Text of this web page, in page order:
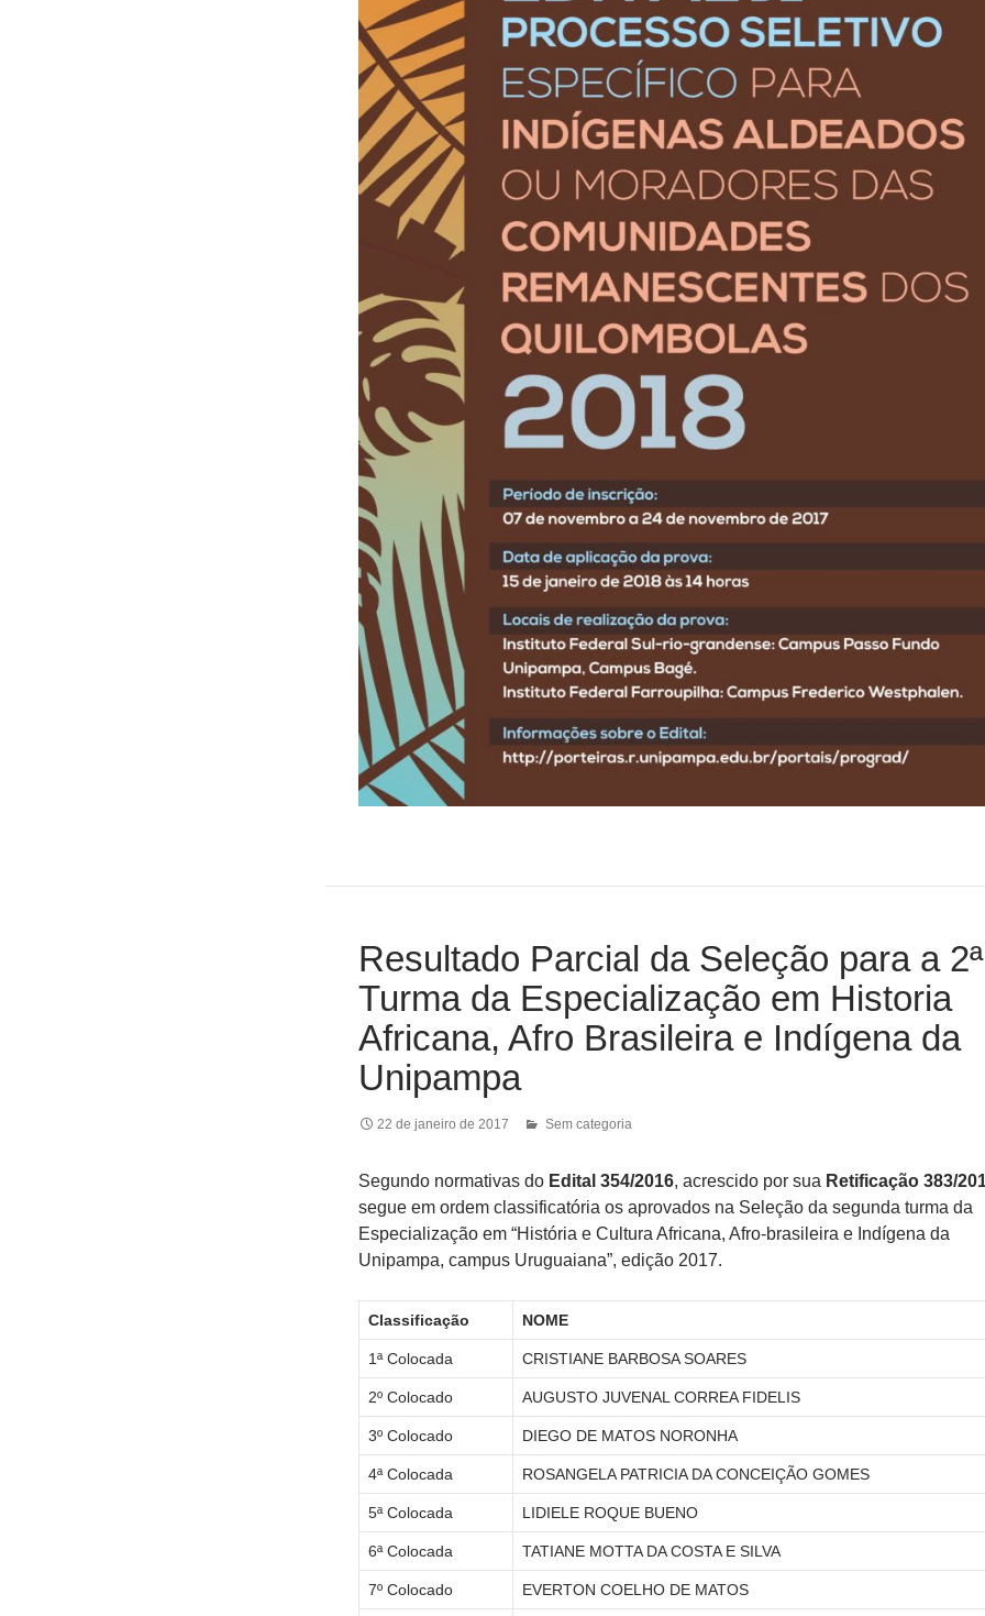
Resultado Parcial da Seleção para a 2ª
Turma da Especialização em Historia
Africana, Afro Brasileira e Indígena da
Unipampa
22 de janeiro de 2017 Sem categoria
Segundo normativas do Edital 354/2016, acrescido por sua Retificação 383/
segue em ordem classificatória os aprovados na Seleção da segunda turma da
Especialização em “História e Cultura Africana, Afro-brasileira e Indígena da
Unipampa, campus Uruguaiana”, edição 2017.
Classificação NOME
1ª Colocada CRISTIANE BARBOSA SOARES
2º Colocado AUGUSTO JUVENAL CORREA FIDELIS
3º Colocado DIEGO DE MATOS NORONHA
4ª Colocada ROSANGELA PATRICIA DA CONCEIÇÃO GOMES
5ª Colocada LIDIELE ROQUE BUENO
6ª Colocada TATIANE MOTTA DA COSTA E SILVA
7º Colocado EVERTON COELHO DE MATOS